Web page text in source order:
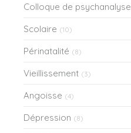
Colloque de psychanalyse
Scolaire (10)
Périnatalité (8)
Vieillissement (3)
Angoisse (4)
Dépression (8)